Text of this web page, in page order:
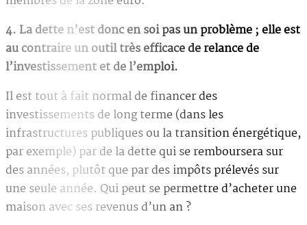
4. La dette n’est donc en soi pas un problème ; elle est
au contraire un outil très efficace de relance de
l’investissement et de l’emploi.
Il est tout à fait normal de financer des
investissements de long terme (dans les
infrastructures publiques ou la transition énergétique,
par exemple) par de la dette qui se remboursera sur
des années, plutôt que par des impôts prélevés sur
une seule année. Qui peut se permettre d’acheter une
maison avec ses revenus d’un an ?